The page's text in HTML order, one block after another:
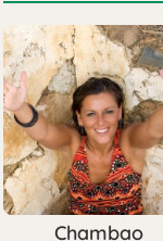
Chambao